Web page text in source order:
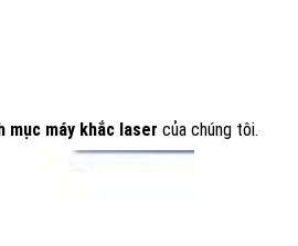
mục máy khắc laser của chúng tôi.